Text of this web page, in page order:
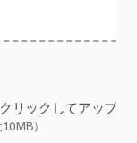
リックしてアップロ
）